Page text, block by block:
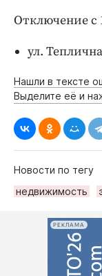
Клиника
Бренд
Отключение с
ул.
Нашли в тексте
Выделите её и
Новости по тегу
недвижимость
РЕКЛАМА